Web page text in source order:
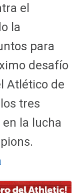
el
la
para
desafío
Atlético de
tres
la lucha